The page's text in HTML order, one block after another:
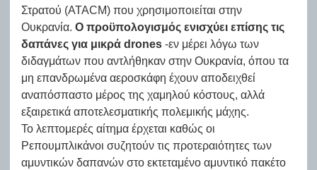
Στρατού (ATACM) που χρησιμοποιείται στην
Ουκρανία.Ο προϋπολογισμός ενισχύει επίσης τις
δαπάνες για μικρά drones -εν μέρει λόγω των
διδαγμάτων που αντλήθηκαν στην Ουκρανία, όπου τα
μη επανδρωμένα αεροσκάφη έχουν αποδειχθεί
αναπόσπαστο μέρος της χαμηλού κόστους, αλλά
εξαιρετικά αποτελεσματικής πολεμικής μάχης.
Το λεπτομερές αίτημα έρχεται καθώς οι
Ρεπουμπλικάνοι συζητούν τις προτεραιότητες των
αμυντικών δαπανών στο εκτεταμένο αμυντικό πακέτο